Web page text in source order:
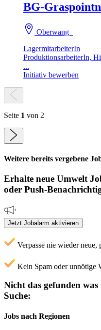
BG-
Oberwang
LagermitarbeiterIn
ProduktionsarbeiterIn,
...
Initiativ bewerben
Seite 1 von 2
Weitere bereits vergebene
Erhalte neue Umwelt
oder Push-
Jetzt Jobalarm aktivieren
Verpasse nie wieder neue,
Kein Spam oder unnötige
Nicht das gefunden was
Suche:
Jobs nach Regionen